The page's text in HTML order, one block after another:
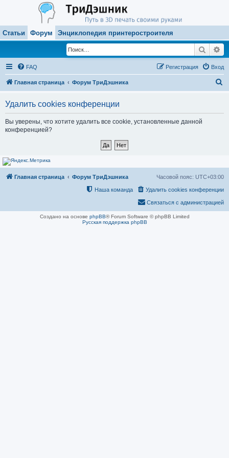
Статьи Форум Энциклопедия принтеростроителя
Поиск
FAQ Вход
Регистрация
Главная страница Форум ТриДэшника
Удалить cookies конференции
Вы уверены, что хотите удалить все cookie, установленные данной
конференцией?
Главная страница Форум ТриДэшника Часовой пояс: UTC+03:00
Удалить cookies конференции
Наша команда
Связаться с администрацией
Создано на основе phpBB® Forum Software © phpBB Limited
Русская поддержка phpBB